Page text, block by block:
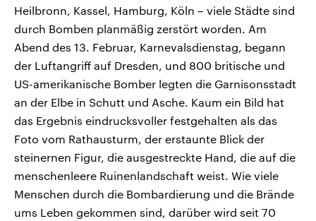
Heilbronn, Kassel, Hamburg, Köln – viele Städte sind
durch Bomben planmäßig zerstört worden. Am
Abend des 13. Februar, Karnevalsdienstag, begann
der Luftangriff auf Dresden, und 800 britische und
US-amerikanische Bomber legten die Garnisonsstadt
an der Elbe in Schutt und Asche. Kaum ein Bild hat
das Ergebnis eindrucksvoller festgehalten als das
Foto vom Rathausturm, der erstaunte Blick der
steinernen Figur, die ausgestreckte Hand, die auf die
menschenleere Ruinenlandschaft weist. Wie viele
Menschen durch die Bombardierung und die Brände
ums Leben gekommen sind, darüber wird seit 70